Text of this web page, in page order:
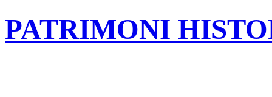
PATRIMONI